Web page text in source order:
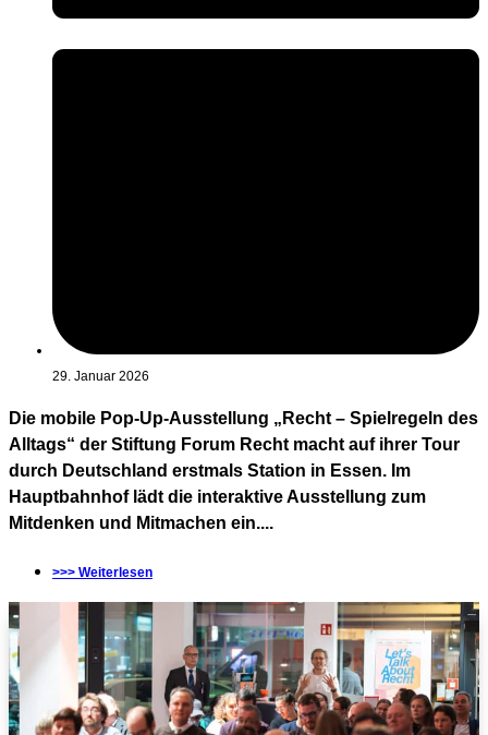
29. Januar 2026
Die mobile Pop-Up-Ausstellung „Recht – Spielregeln des
Alltags“ der Stiftung Forum Recht macht auf ihrer Tour
durch Deutschland erstmals Station in Essen. Im
Hauptbahnhof lädt die interaktive Ausstellung zum
Mitdenken und Mitmachen ein....
>>> Weiterlesen